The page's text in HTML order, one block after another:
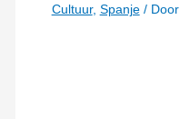
Cultuur, Spanje/ Door